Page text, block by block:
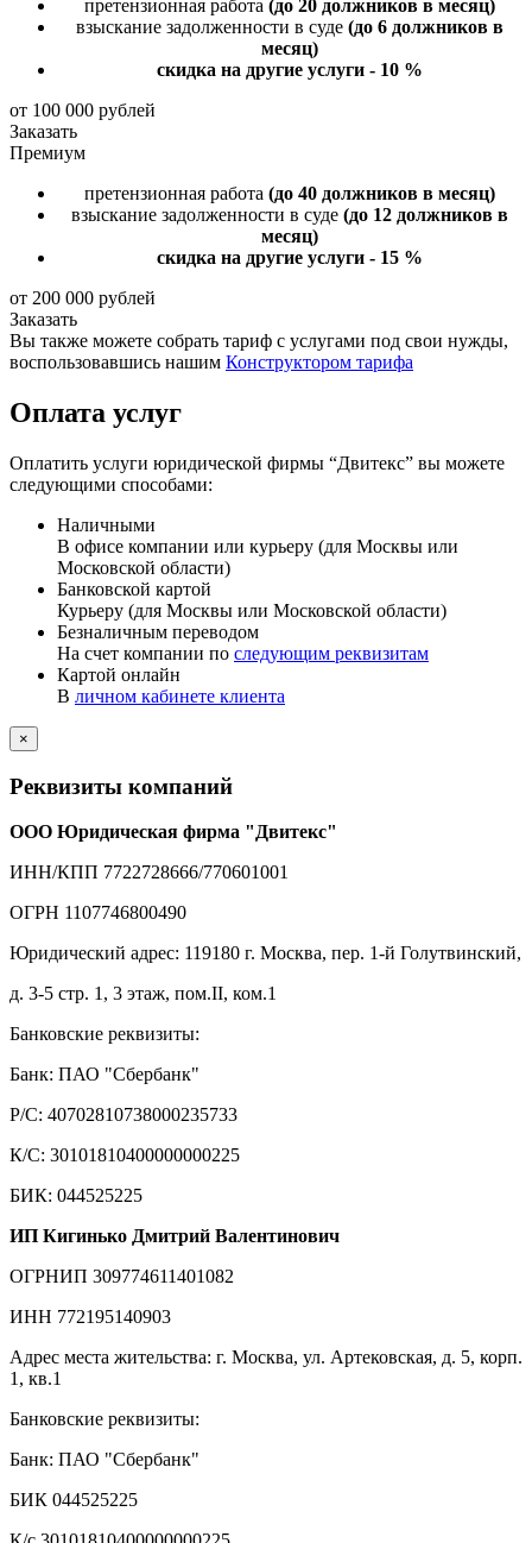
претензионная работа (до 20 должников в месяц)
взыскание задолженности в суде (до 6 должников в
месяц)
скидка на другие услуги - 10 %
от 100 000 рублей
Заказать
Премиум
претензионная работа (до 40 должников в месяц)
взыскание задолженности в суде (до 12 должников в
месяц)
скидка на другие услуги - 15 %
от 200 000 рублей
Заказать
Вы также можете собрать тариф с услугами под свои нужды,
воспользовавшись нашим Конструктором тарифа
Оплата услуг
Оплатить услуги юридической фирмы “Двитекс” вы можете
следующими способами:
Наличными
В офисе компании или курьеру (для Москвы или
Московской области)
Банковской картой
Курьеру (для Москвы или Московской области)
Безналичным переводом
На счет компании по следующим реквизитам
Картой онлайн
В личном кабинете клиента
×
Реквизиты компаний
ООО Юридическая фирма "Двитекс"
ИНН/КПП 7722728666/770601001
ОГРН 1107746800490
Юридический адрес: 119180 г. Москва, пер. 1-й Голутвинский,
д. 3-5 стр. 1, 3 этаж, пом.II, ком.1
Банковские реквизиты:
Банк: ПАО "Сбербанк"
Р/С: 40702810738000235733
К/С: 30101810400000000225
БИК: 044525225
ИП Кигинько Дмитрий Валентинович
ОГРНИП 309774611401082
ИНН 772195140903
Адрес места жительства: г. Москва, ул. Артековская, д. 5, корп.
1, кв.1
Банковские реквизиты:
Банк: ПАО "Сбербанк"
БИК 044525225